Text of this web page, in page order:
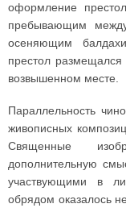
оформление
пребывающим
осеняющим
престол
возвышенном месте.
Параллельность
живописных
Священные
дополнительную
участвующими в
обрядом оказалось